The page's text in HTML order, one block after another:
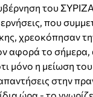
του
που
χρεοκόπησαν
αφορά το σήμερα,
μόνο η μείωση
στην